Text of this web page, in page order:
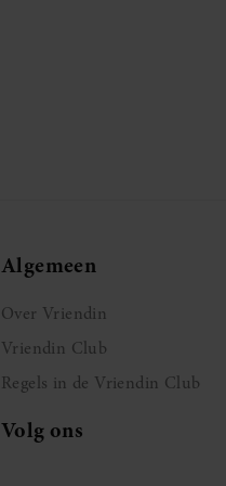
Algemeen
Over Vriendin
Vriendin Club
Regels in de Vriendin Club
Volg ons